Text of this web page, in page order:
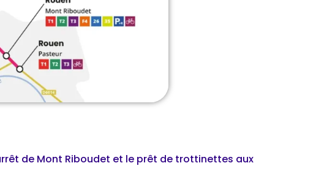
de Mont Riboudet et le prêt de trottinettes aux